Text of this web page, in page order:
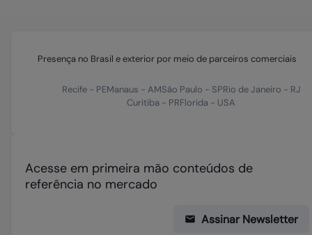
Presença no Brasil e exterior por meio de parceiros comerciais
Recife- PEManaus - AMSão Paulo - SPRio de Janeiro - RJ
Curitiba - PRFlorida - USA
Acesse em primeira mão conteúdos de
referência no mercado
Assinar Newsletter